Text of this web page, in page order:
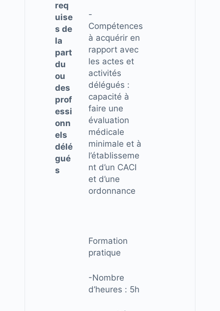
req
uise
s de
la
part
du
ou
des
prof
essi
onn
els
délé
gué
s
-
Compétences
à acquérir en
rapport avec
les actes et
activités
délégués :
capacité à
faire une
évaluation
médicale
minimale et à
l’établisseme
nt d’un CACI
et d’une
ordonnance
Formation
pratique
-Nombre
d’heures : 5h